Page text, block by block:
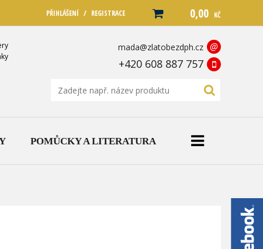
PŘIHLÁŠENÍ / REGISTRACE 0,00 KČ
mada@zlatobezdph.cz @
+420 608 887 757
POMŮCKY A LITERATURA